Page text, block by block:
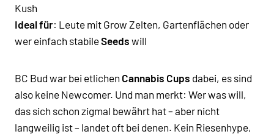
Kush
Ideal für: Leute mit Grow Zelten, Gartenflächen oder
wer einfach stabileSeeds will
BC Bud war bei etlichen Cannabis Cups dabei, es sind
also keine Newcomer. Und man merkt: Wer was will,
das sich schon zigmal bewährt hat – aber nicht
langweilig ist – landet oft bei denen. Kein Riesenhype,